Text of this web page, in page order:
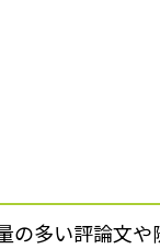
の多い評論文や